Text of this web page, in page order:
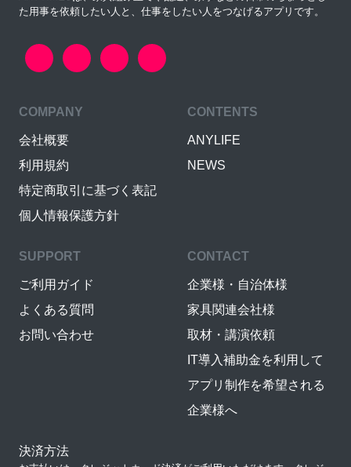
た用事を依頼したい人と、仕事をしたい人をつなげるアプリです。
COMPANY
会社概要
利用規約
特定商取引に基づく表記
個人情報保護方針
CONTENTS
ANYLIFE
NEWS
SUPPORT
ご利用ガイド
よくある質問
お問い合わせ
CONTACT
企業様・自治体様
家具関連会社様
取材・講演依頼
IT導入補助金を利用して
アプリ制作を希望される
企業様へ
決済方法